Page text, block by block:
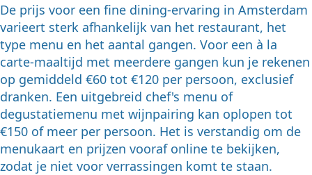
De prijs voor een fine dining-ervaring in Amsterdam
varieert sterk afhankelijk van het restaurant, het
type menu en het aantal gangen. Voor een à la
carte-maaltijd met meerdere gangen kun je rekenen
op gemiddeld €60 tot €120 per persoon, exclusief
dranken. Een uitgebreid chef's menu of
degustatiemenu met wijnpairing kan oplopen tot
€150 of meer per persoon. Het is verstandig om de
menukaart en prijzen vooraf online te bekijken,
zodat je niet voor verrassingen komt te staan.